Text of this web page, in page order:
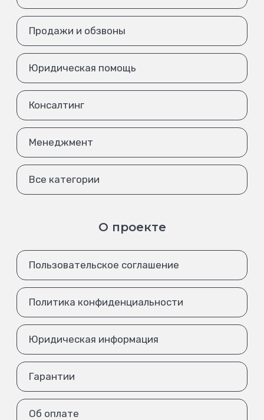
Продажи и обзвоны
Юридическая помощь
Консалтинг
Менеджмент
Все категории
О проекте
Пользовательское соглашение
Политика конфиденциальности
Юридическая информация
Гарантии
Об оплате